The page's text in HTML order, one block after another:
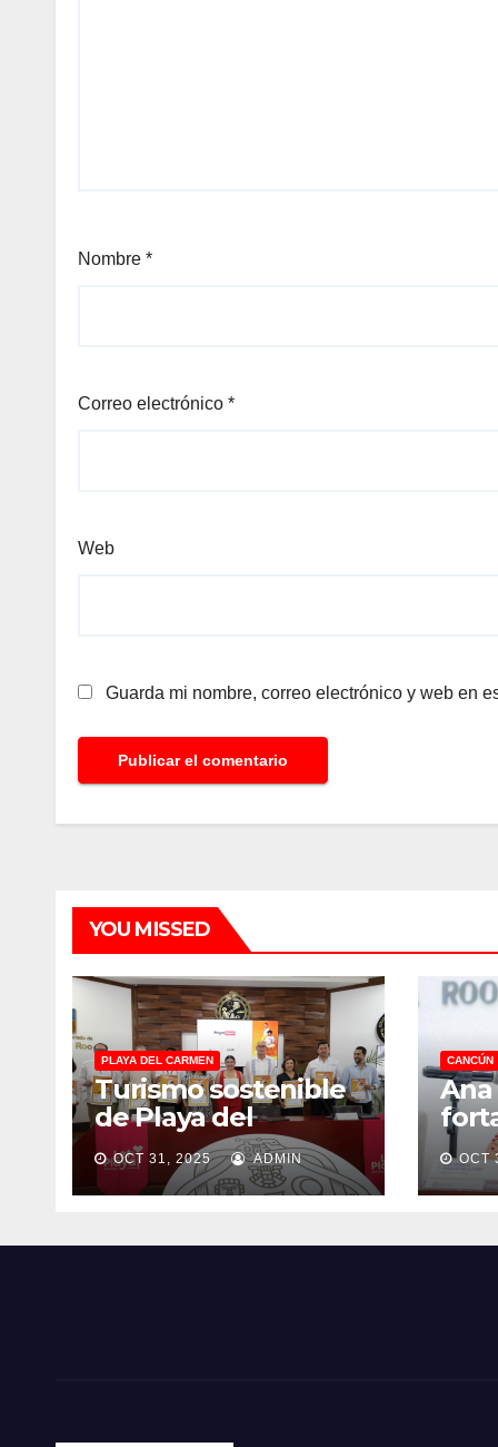
Nombre *
Correo electrónico *
Web
Guarda mi nombre, correo electrónico y web en
YOU MISSED
PLAYA DEL CARMEN
Turismo sostenible
de Playa del
Carmen
OCT 31, 2025 ADMIN
CANCÚN
Ana
OCT